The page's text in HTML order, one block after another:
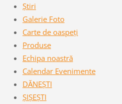
Ştiri
Galerie Foto
Carte de oaspeţi
Produse
Echipa noastră
Calendar Evenimente
DĂNEŞTI
ŞIŞEŞTI